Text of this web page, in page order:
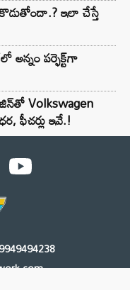
కొడుతోందా.? ఇలా చేస్తే
అన్నం పర్ఫెక్ట్‌గా
Volkswagen
ఫీచర్లు ఇవే.!